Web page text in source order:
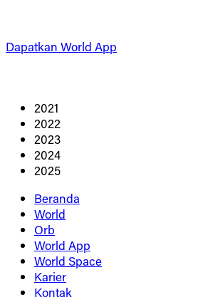
Dapatkan World App
2021
2022
2023
2024
2025
Beranda
World
Orb
World App
World Space
Karier
Kontak